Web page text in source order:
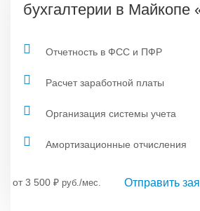
бухгалтерии в Майкопе
Отчетность в ФСС и ПФР
Расчет заработной платы
Организация системы учета
Амортизационные отчисления
от 3 500 ₽ руб./мес. Отправить